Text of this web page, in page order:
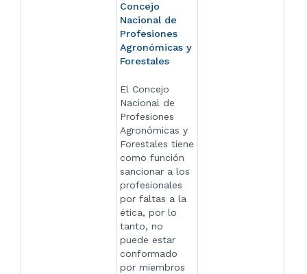
Concejo
Nacional de
Profesiones
Agronómicas y
Forestales
El Concejo
Nacional de
Profesiones
Agronómicas y
Forestales tiene
como función
sancionar a los
profesionales
por faltas a la
ética, por lo
tanto, no
puede estar
conformado
por miembros